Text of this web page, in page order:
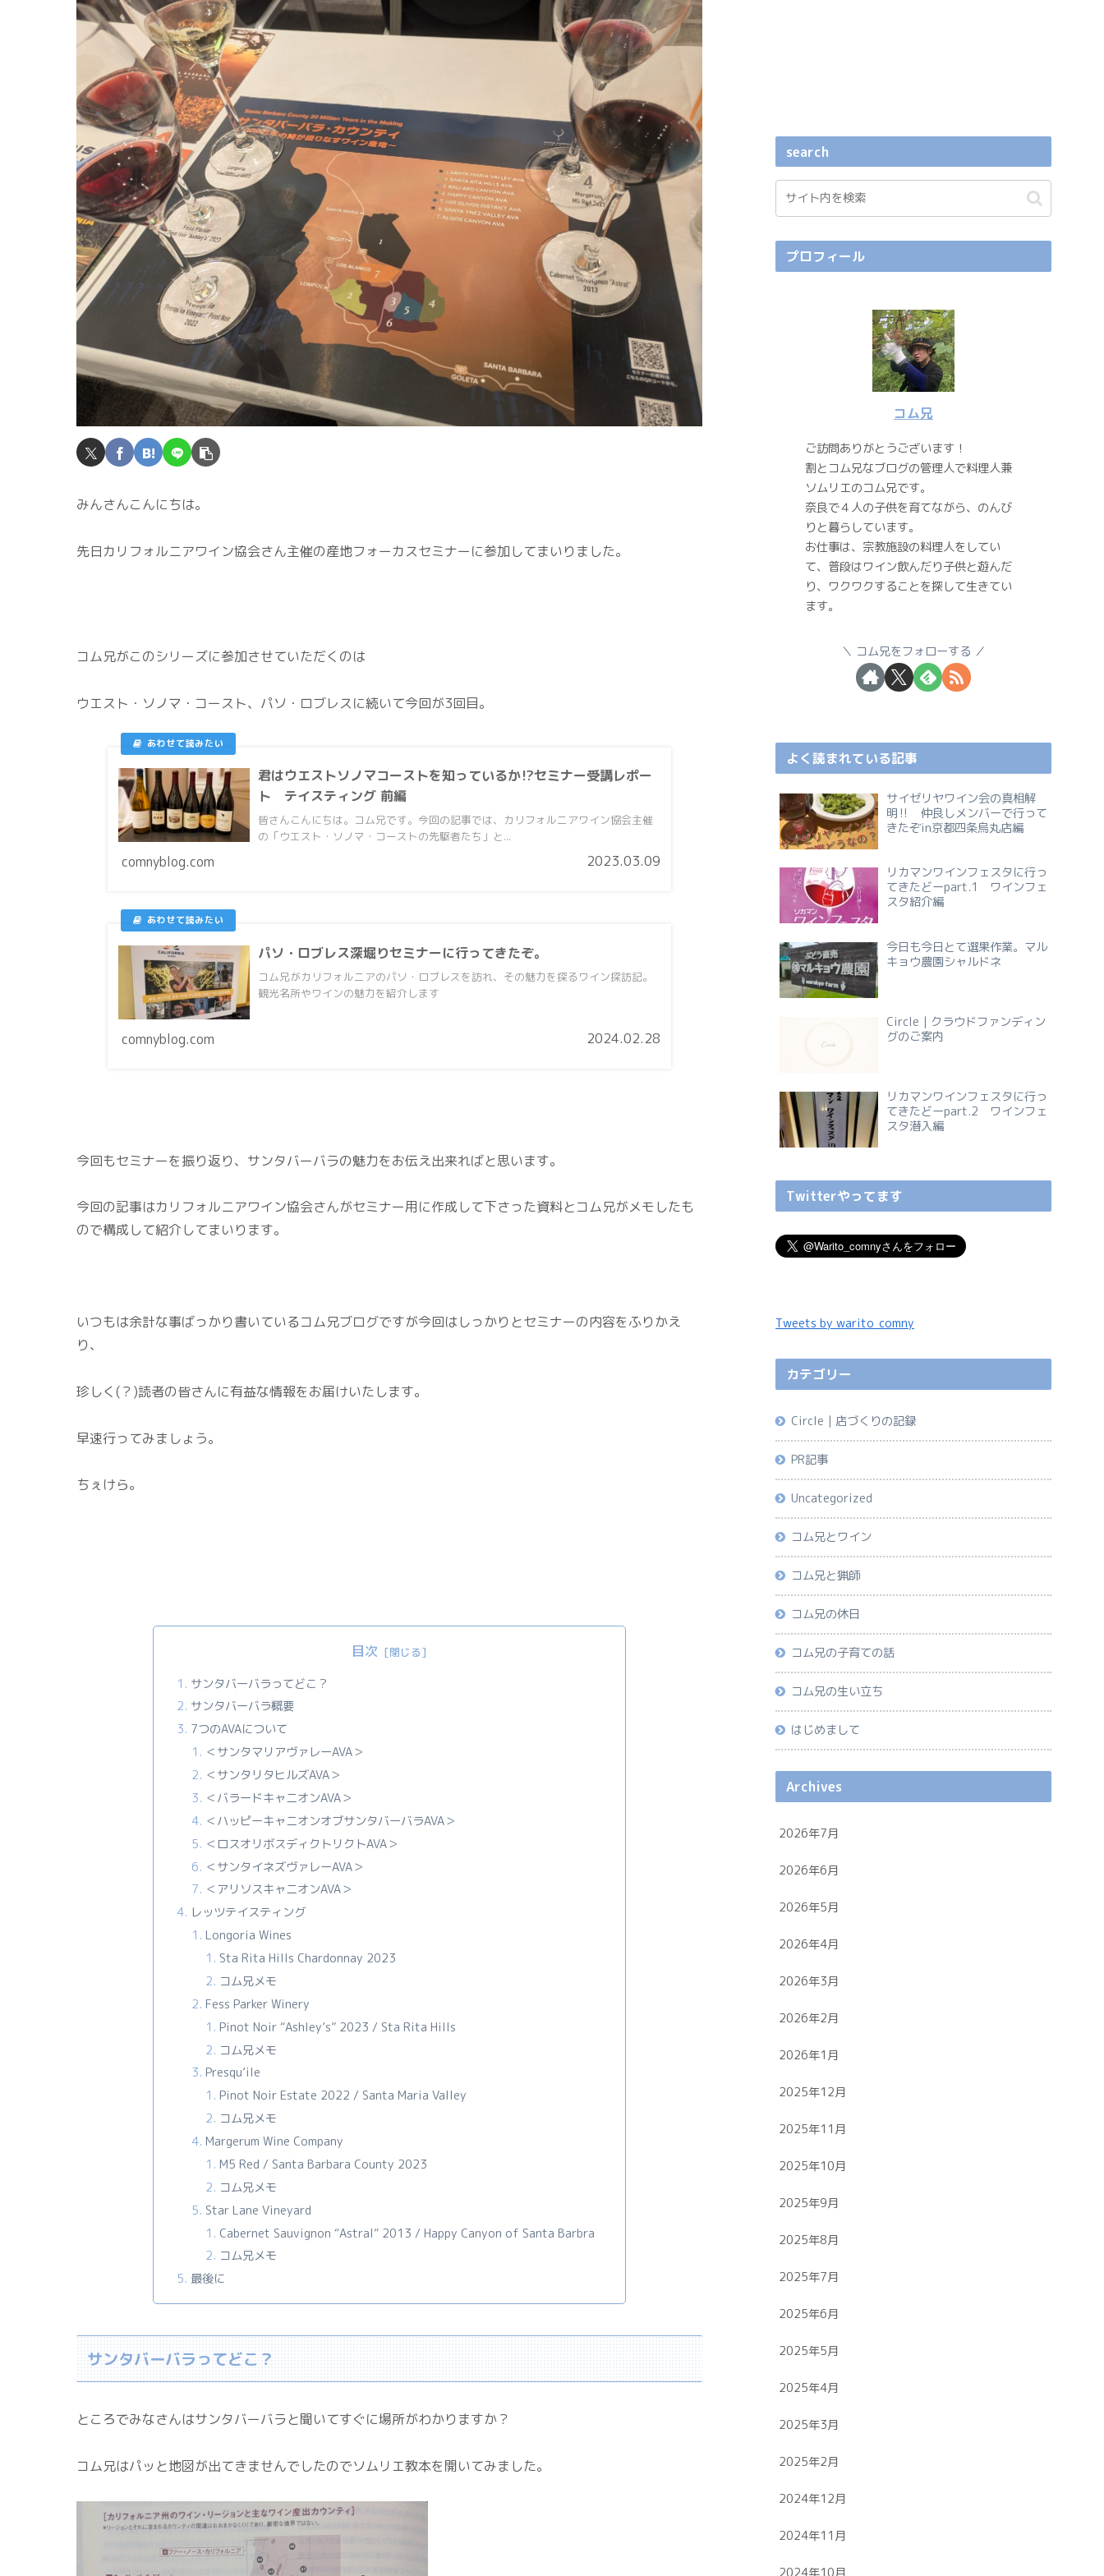
みんさんこんにちは。
先日カリフォルニアワイン協会さん主催の産地フォーカスセミナーに参加してまいりました。
コム兄がこのシリーズに参加させていただくのは
ウエスト・ソノマ・コースト、パソ・ロブレスに続いて今回が3回目。
君はウエストソノマコーストを知っているか⁉セミナー受講レポー
ト テイスティング 前編
皆さんこんにちは。コム兄です。今回の記事では、カリフォルニアワイン協会主催
の「ウエスト・ソノマ・コーストの先駆者たち」と...
comnyblog.com 2023.03.09
パソ・ロブレス深堀りセミナーに行ってきたぞ。
コム兄がカリフォルニアのパソ・ロブレスを訪れ、その魅力を探るワイン探訪記。
観光名所やワインの魅力を紹介します
comnyblog.com 2024.02.28
今回もセミナーを振り返り、サンタバーバラの魅力をお伝え出来ればと思います。
今回の記事はカリフォルニアワイン協会さんがセミナー用に作成して下さった資料とコム兄がメモしたも
ので構成して紹介してまいります。
いつもは余計な事ばっかり書いているコム兄ブログですが今回はしっかりとセミナーの内容をふりかえ
り、
珍しく(？)読者の皆さんに有益な情報をお届けいたします。
早速行ってみましょう。
ちぇけら。
目次
サンタバーバラってどこ？
サンタバーバラ概要
7つのAVAについて
＜サンタマリアヴァレーAVA＞
＜サンタリタヒルズAVA＞
＜バラードキャニオンAVA＞
＜ハッピーキャニオンオブサンタバーバラAVA＞
＜ロスオリボスディクトリクトAVA＞
＜サンタイネズヴァレーAVA＞
＜アリソスキャニオンAVA＞
レッツテイスティング
Longoria Wines
Sta Rita Hills Chardonnay 2023
コム兄メモ
Fess Parker Winery
Pinot Noir “Ashley’s” 2023 / Sta Rita Hills
コム兄メモ
Presqu’ile
Pinot Noir Estate 2022 / Santa Maria Valley
コム兄メモ
Margerum Wine Company
M5 Red / Santa Barbara County 2023
コム兄メモ
Star Lane Vineyard
Cabernet Sauvignon “Astral” 2013 / Happy Canyon of Santa Barbra
コム兄メモ
最後に
サンタバーバラってどこ？
ところでみなさんはサンタバーバラと聞いてすぐに場所がわかりますか？
コム兄はパッと地図が出てきませんでしたのでソムリエ教本を開いてみました。
search
プロフィール
コム兄
ご訪問ありがとうございます！
割とコム兄なブログの管理人で料理人兼
ソムリエのコム兄です。
奈良で４人の子供を育てながら、のんび
りと暮らしています。
お仕事は、宗教施設の料理人をしてい
て、普段はワイン飲んだり子供と遊んだ
り、ワクワクすることを探して生きてい
ます。
コム兄をフォローする
よく読まれている記事
サイゼリヤワイン会の真相解
明‼ 仲良しメンバーで行って
きたぞin京都四条烏丸店編
リカマンワインフェスタに行っ
てきたどーpart.1 ワインフェ
スタ紹介編
今日も今日とて選果作業。マル
キョウ農園シャルドネ
Circle｜クラウドファンディン
グのご案内
リカマンワインフェスタに行っ
てきたどーpart.2 ワインフェ
スタ潜入編
Twitterやってます
Tweets by warito_comny
カテゴリー
Circle｜店づくりの記録
PR記事
Uncategorized
コム兄とワイン
コム兄と猟師
コム兄の休日
コム兄の子育ての話
コム兄の生い立ち
はじめまして
Archives
2026年7月
2026年6月
2026年5月
2026年4月
2026年3月
2026年2月
2026年1月
2025年12月
2025年11月
2025年10月
2025年9月
2025年8月
2025年7月
2025年6月
2025年5月
2025年4月
2025年3月
2025年2月
2024年12月
2024年11月
2024年10月